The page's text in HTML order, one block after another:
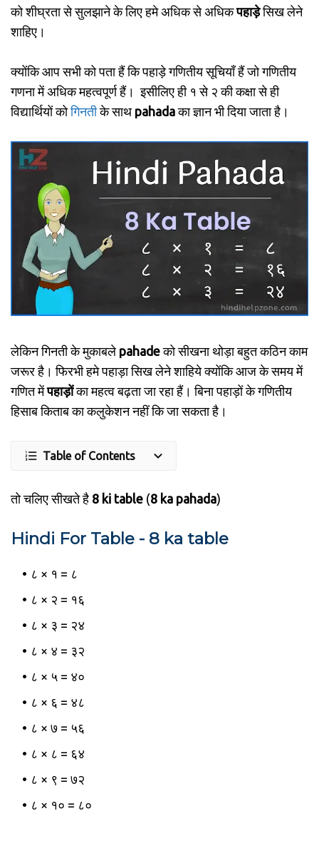
को शीघ्रता से सुलझाने के लिए हमे अधिक से अधिकपहाड़ेसिख लेने
शाहिए।
क्योंकि आप सभी को पता हैं कि पहाड़े गणितीय सूचियाँ हैं जो गणितीय
गणना में अधिक महत्वपूर्ण हैं। इसीलिए ही १ से २ की कक्षा से ही
विद्यार्थियों कोगिनतीके साथ pahadaका ज्ञान भी दिया जाता है।
लेकिन गिनती के मुकाबले pahadeको सीखना थोड़ा बहुत कठिन काम
जरूर है। फिरभी हमे पहाड़ा सिख लेने शाहिये क्योंकि आज के समय में
गणित मेंपहाड़ोंका महत्व बढ़ता जा रहा हैं। बिना पहाड़ों के गणितीय
हिसाब किताब का कलुकेशन नहीं कि जा सकता है।
Table of Contents
तो चलिए सीखते है 8 ki table (8 ka pahada)
Hindi For Table - 8 ka table
८ × १ = ८
८ × २ = १६
८ × ३ = २४
८ × ४ = ३२
८ × ५ = ४०
८ × ६ = ४८
८ × ७ = ५६
८ × ८ = ६४
८ × ९ = ७२
८ × १० = ८०